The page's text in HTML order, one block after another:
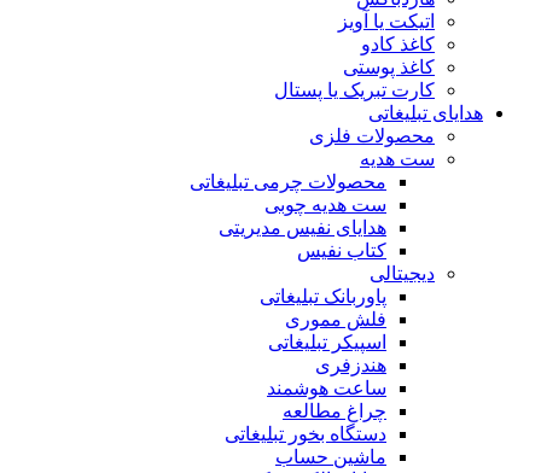
اتیکت یا آویز
کاغذ کادو
کاغذ پوستی
کارت تبریک یا پستال
هدایای تبلیغاتی
محصولات فلزی
ست هدیه
محصولات چرمی تبلیغاتی
ست هدیه چوبی
هدایای نفیس مدیریتی
کتاب نفیس
دیجیتالی
پاوربانک تبلیغاتی
فلش مموری
اسپیکر تبلیغاتی
هندزفری
ساعت هوشمند
چراغ مطالعه
دستگاه بخور تبلیغاتی
ماشین حساب